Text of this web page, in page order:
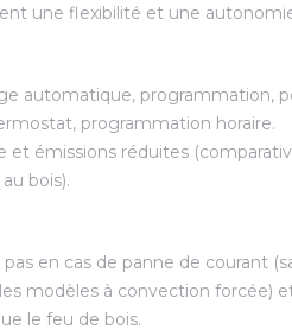
une flexibilité et une
automatique, programmation,
programmation horaire.
émissions réduites
bois).
en cas de panne de courant
modèles à convection forcée)
le feu de bois.